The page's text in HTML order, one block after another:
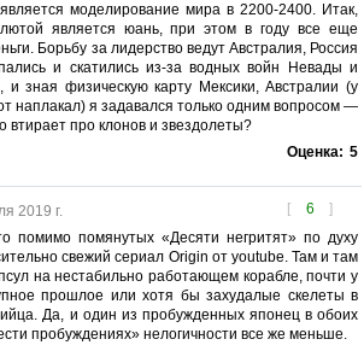
моделирование мира в 2200-2400. Итак,
является юань, при этом в году все еще
Борьбу за лидерство ведут Австралия, Россия
и скатились из-за водных войн Невады и
и зная физическую карту Мексики, Австралии (у
наплакал) я задавался только одним вопросом —
втирает про клонов и звездолеты?
Оценка: 5
[ 6 ]
2019 г.
помимо помянутых «Десяти негритят» по духу
свежий сериал Origin от youtube. Там и там
на нестабильно работающем корабле, почти у
прошлое или хотя бы захудалые скелеты в
Да, и один из пробужденных японец в обоих
пробуждениях» нелогичности все же меньше.